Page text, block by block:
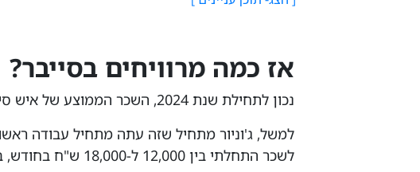
אז כמה מרוויחים בסייבר?
נכון לתחילת שנת 2024, השכר הממוצע של איש סייבר בישראל הוא עומד על 18,455 ש”ח.
למשל, ג'וניור מתחיל שזה עתה מתחיל עבודה
לשכר התחלתי בין 12,000 ל-18,000 ש"ח בחודש, בהתאם לסוג החברה והתמחות ספציפית.